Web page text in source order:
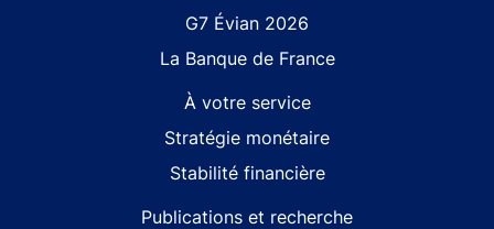
G7 Évian 2026
La Banque de France
À votre service
Stratégie monétaire
Stabilité financière
Publications et recherche